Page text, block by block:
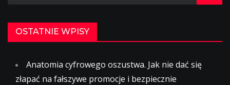
OSTATNIE WPISY
Anatomia cyfrowego oszustwa. Jak nie dać się
złapać na fałszywe promocje i bezpiecznie